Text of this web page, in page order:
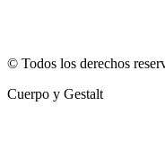
© Todos los derechos
Cuerpo y Gestalt